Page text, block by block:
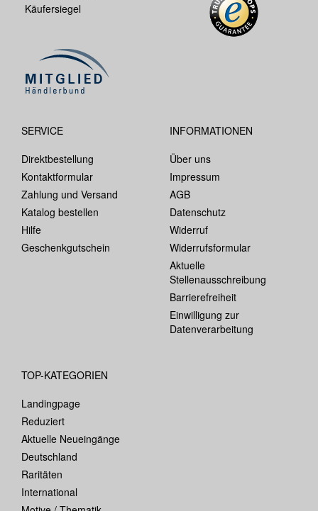
SERVICE
Direktbestellung
Kontaktformular
Zahlung und Versand
Katalog bestellen
Hilfe
Geschenkgutschein
INFORMATIONEN
Über uns
Impressum
AGB
Datenschutz
Widerruf
Widerrufsformular
Aktuelle
Stellenausschreibung
Barrierefreiheit
Einwilligung zur
Datenverarbeitung
TOP-KATEGORIEN
Landingpage
Reduziert
Aktuelle Neueingänge
Deutschland
Raritäten
International